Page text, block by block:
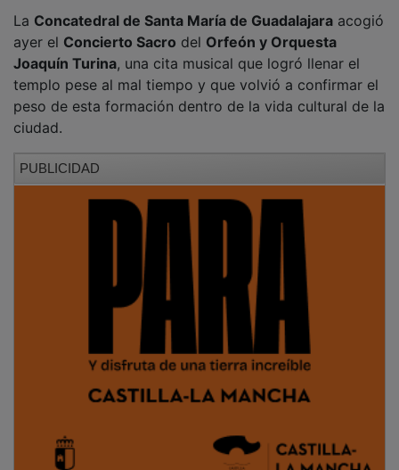
ayer elConcierto SacrodelOrfeón y Orquesta
Joaquín Turina , una cita musical que logró llenar el
templo pese al mal tiempo y que volvió a confirmar el
peso de esta formación dentro de la vida cultural de la
ciudad.